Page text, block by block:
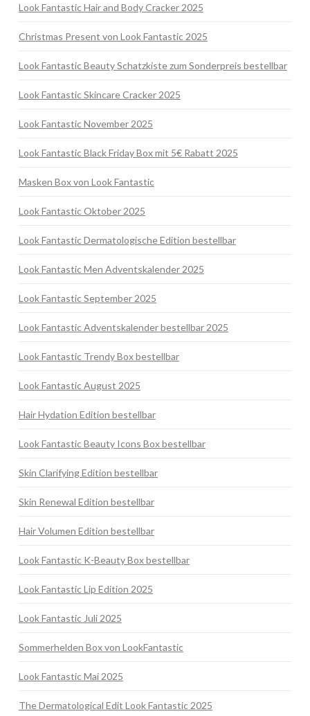
Look Fantastic Hair and Body Cracker 2025
Christmas Present von Look Fantastic 2025
Look Fantastic Beauty Schatzkiste zum Sonderpreis bestellbar
Look Fantastic Skincare Cracker 2025
Look Fantastic November 2025
Look Fantastic Black Friday Box mit 5€ Rabatt 2025
Masken Box von Look Fantastic
Look Fantastic Oktober 2025
Look Fantastic Dermatologische Edition bestellbar
Look Fantastic Men Adventskalender 2025
Look Fantastic September 2025
Look Fantastic Adventskalender bestellbar 2025
Look Fantastic Trendy Box bestellbar
Look Fantastic August 2025
Hair Hydation Edition bestellbar
Look Fantastic Beauty Icons Box bestellbar
Skin Clarifying Edition bestellbar
Skin Renewal Edition bestellbar
Hair Volumen Edition bestellbar
Look Fantastic K-Beauty Box bestellbar
Look Fantastic Lip Edition 2025
Look Fantastic Juli 2025
Sommerhelden Box von LookFantastic
Look Fantastic Mai 2025
The Dermatological Edit Look Fantastic 2025